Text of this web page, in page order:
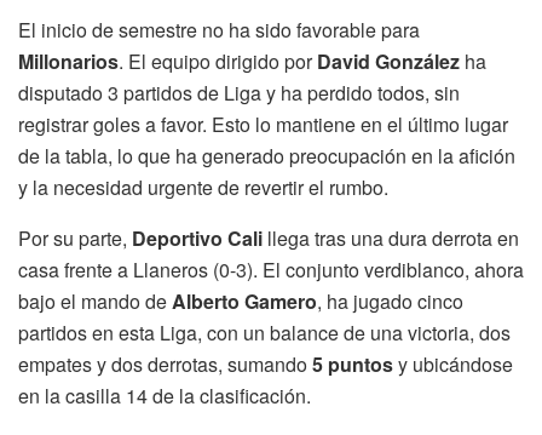
El inicio de semestre no ha sido favorable para
Millonarios. El equipo dirigido porDavid González ha
disputado 3 partidos de Liga y ha perdido todos, sin
registrar goles a favor. Esto lo mantiene en el último lugar
de la tabla, lo que ha generado preocupación en la afición
y la necesidad urgente de revertir el rumbo.
Por su parte, Deportivo Cali llega tras una dura derrota en
casa frente a Llaneros (0-3). El conjunto verdiblanco, ahora
bajo el mando de Alberto Gamero, ha jugado cinco
partidos en esta Liga, con un balance de una victoria, dos
empates y dos derrotas, sumando5 puntosy ubicándose
en la casilla 14 de la clasificación.